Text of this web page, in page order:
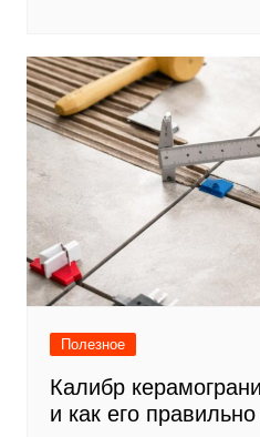
Полезное
Калибр
и как его